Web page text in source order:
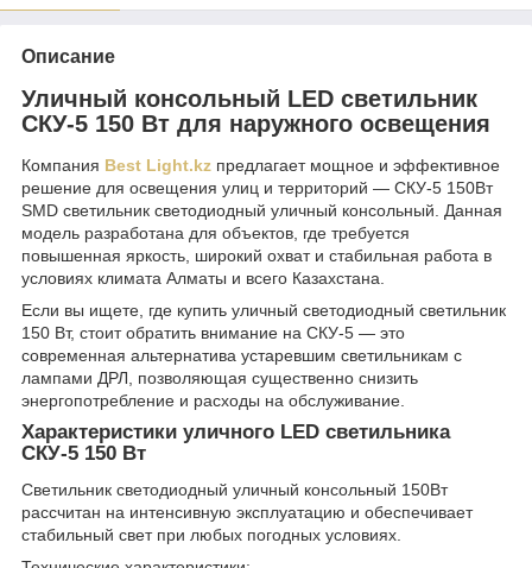
Описание
Уличный консольный LED светильник
СКУ-5 150 Вт для наружного освещения
Компания Best Light.kz предлагает мощное и эффективное
решение для освещения улиц и территорий — СКУ-5 150Вт
SMD светильник светодиодный уличный консольный. Данная
модель разработана для объектов, где требуется
повышенная яркость, широкий охват и стабильная работа в
условиях климата Алматы и всего Казахстана.
Если вы ищете, где купить уличный светодиодный светильник
150 Вт, стоит обратить внимание на СКУ-5 — это
современная альтернатива устаревшим светильникам с
лампами ДРЛ, позволяющая существенно снизить
энергопотребление и расходы на обслуживание.
Характеристики уличного LED светильника
СКУ-5 150 Вт
Светильник светодиодный уличный консольный 150Вт
рассчитан на интенсивную эксплуатацию и обеспечивает
стабильный свет при любых погодных условиях.